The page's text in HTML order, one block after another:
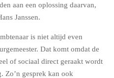
aan een oplossing daarvan,
Janssen.
is niet altijd even
Dat komt omdat de
of sociaal direct geraakt wordt
Zo’n gesprek kan ook